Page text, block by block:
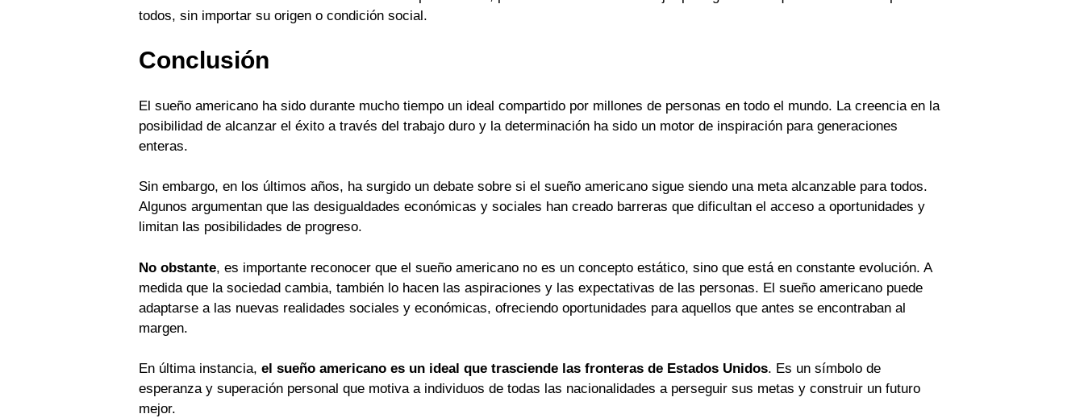
todos, sin importar su origen o condición social.
Conclusión
El sueño americano ha sido durante mucho tiempo un ideal compartido por millones de personas en todo el mundo. La creencia en la
posibilidad de alcanzar el éxito a través del trabajo duro y la determinación ha sido un motor de inspiración para generaciones
enteras.
Sin embargo, en los últimos años, ha surgido un debate sobre si el sueño americano sigue siendo una meta alcanzable para todos.
Algunos argumentan que las desigualdades económicas y sociales han creado barreras que dificultan el acceso a oportunidades y
limitan las posibilidades de progreso.
No obstante, es importante reconocer que el sueño americano no es un concepto estático, sino que está en constante evolución. A
medida que la sociedad cambia, también lo hacen las aspiraciones y las expectativas de las personas. El sueño americano puede
adaptarse a las nuevas realidades sociales y económicas, ofreciendo oportunidades para aquellos que antes se encontraban al
margen.
En última instancia, el sueño americano es un ideal que trasciende las fronteras de Estados Unidos. Es un símbolo de
esperanza y superación personal que motiva a individuos de todas las nacionalidades a perseguir sus metas y construir un futuro
mejor.